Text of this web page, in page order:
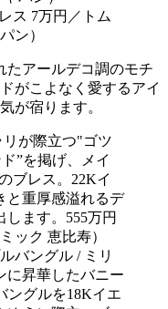
ス 7万円／トム
ン）
たアールデコ調のモチ
がこよなく愛するアイ
が宿ります。